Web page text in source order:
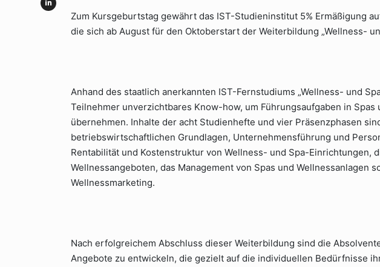
Zum Kursgeburtstag gewährt das IST-Studieninstitut 5% Ermäßigung
die sich ab August für den Oktoberstart der Weiterbildung „Wellness-
Anhand des staatlich anerkannten IST-Fernstudiums „Wellness- und
Teilnehmer unverzichtbares Know-how, um Führungsaufgaben in Spas
übernehmen. Inhalte der acht Studienhefte und vier Präsenzphasen
betriebswirtschaftlichen Grundlagen, Unternehmensführung und
Rentabilität und Kostenstruktur von Wellness- und Spa-Einrichtungen,
Wellnessangeboten, das Management von Spas und Wellnessanlagen
Wellnessmarketing.
Nach erfolgreichem Abschluss dieser Weiterbildung sind die
Angebote zu entwickeln, die gezielt auf die individuellen Bedürfnisse